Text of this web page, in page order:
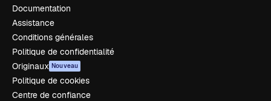
Documentation
Assistance
Conditions générales
Politique de confidentialité
Originaux Nouveau
Politique de cookies
Centre de confiance